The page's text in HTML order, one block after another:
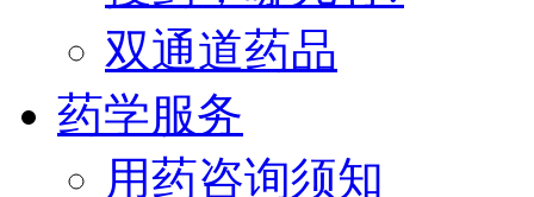
双通道药品
药学服务
用药咨询须知